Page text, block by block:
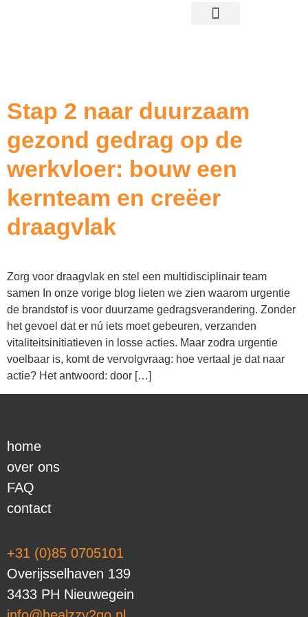
Stap 2 naar duurzaam
gezond gedrag op de
werkvloer: bouw een
kernteam en creëer
draagvlak
Zorg voor draagvlak en stel een multidisciplinair team
samen In onze vorige blog lieten we zien waarom urgentie
de brandstof is voor duurzame gedragsverandering. Zonder
het gevoel dat er nú iets moet gebeuren, verzanden
vitaliteitsinitiatieven in losse acties. Maar zodra urgentie
voelbaar is, komt de vervolgvraag: hoe vertaal je dat naar
actie? Het antwoord: door […]
home
over ons
FAQ
contact
+31 (0)85 0705101
Overijsselhaven 139
3433 PH Nieuwegein